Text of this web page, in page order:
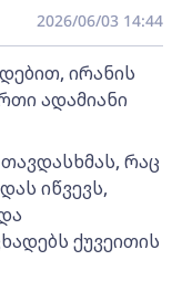
2026/06/03 14:44
ირანის
ადამიანი
რაც
იწვევს,
ქუვეითის